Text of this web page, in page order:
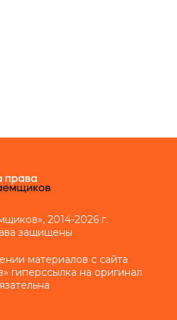
2014-2026 г.
защищены
материалов с сайта
гиперссылка на оригинал